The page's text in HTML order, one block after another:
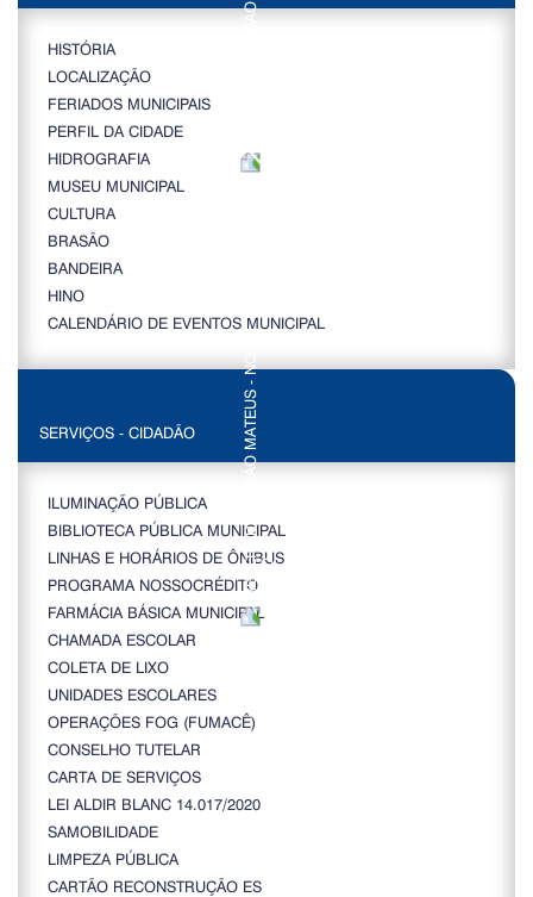
HISTÓRIA
LOCALIZAÇÃO
FERIADOS MUNICIPAIS
PERFIL DA CIDADE
HIDROGRAFIA
MUSEU MUNICIPAL
CULTURA
BRASÃO
BANDEIRA
HINO
CALENDÁRIO DE EVENTOS MUNICIPAL
SERVIÇOS - CIDADÃO
ILUMINAÇÃO PÚBLICA
BIBLIOTECA PÚBLICA MUNICIPAL
LINHAS E HORÁRIOS DE ÔNIBUS
PROGRAMA NOSSOCRÉDITO
FARMÁCIA BÁSICA MUNICIPAL
CHAMADA ESCOLAR
COLETA DE LIXO
UNIDADES ESCOLARES
OPERAÇÕES FOG (FUMACÊ)
CONSELHO TUTELAR
CARTA DE SERVIÇOS
LEI ALDIR BLANC 14.017/2020
SAMOBILIDADE
LIMPEZA PÚBLICA
CARTÃO RECONSTRUÇÃO ES